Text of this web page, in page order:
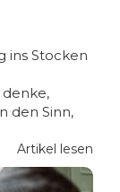
ins Stocken
den Sinn,
Artikel lesen